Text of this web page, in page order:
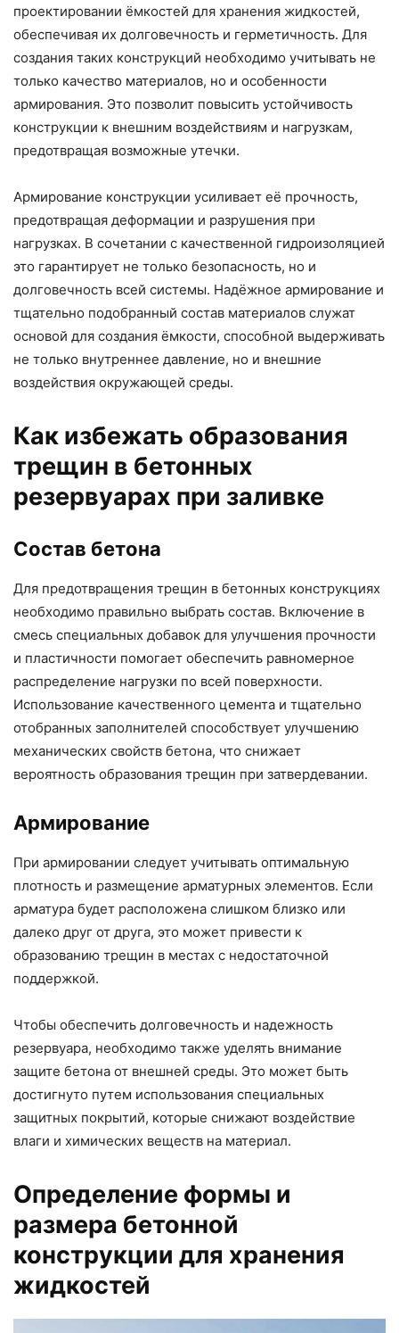
проектировании ёмкостей для хранения жидкостей,
обеспечивая их долговечность и герметичность. Для
создания таких конструкций необходимо учитывать не
только качество материалов, но и особенности
армирования. Это позволит повысить устойчивость
конструкции к внешним воздействиям и нагрузкам,
предотвращая возможные утечки.
Армирование конструкции усиливает её прочность,
предотвращая деформации и разрушения при
нагрузках. В сочетании с качественной гидроизоляцией
это гарантирует не только безопасность, но и
долговечность всей системы. Надёжное армирование и
тщательно подобранный состав материалов служат
основой для создания ёмкости, способной выдерживать
не только внутреннее давление, но и внешние
воздействия окружающей среды.
Как избежать образования
трещин в бетонных
резервуарах при заливке
Состав бетона
Для предотвращения трещин в бетонных конструкциях
необходимо правильно выбрать состав. Включение в
смесь специальных добавок для улучшения прочности
и пластичности помогает обеспечить равномерное
распределение нагрузки по всей поверхности.
Использование качественного цемента и тщательно
отобранных заполнителей способствует улучшению
механических свойств бетона, что снижает
вероятность образования трещин при затвердевании.
Армирование
При армировании следует учитывать оптимальную
плотность и размещение арматурных элементов. Если
арматура будет расположена слишком близко или
далеко друг от друга, это может привести к
образованию трещин в местах с недостаточной
поддержкой.
Чтобы обеспечить долговечность и надежность
резервуара, необходимо также уделять внимание
защите бетона от внешней среды. Это может быть
достигнуто путем использования специальных
защитных покрытий, которые снижают воздействие
влаги и химических веществ на материал.
Определение формы и
размера бетонной
конструкции для хранения
жидкостей